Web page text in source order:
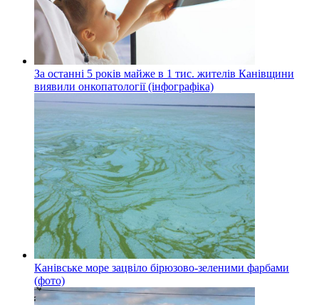
За останні 5 років майже в 1 тис. жителів Канівщини
виявили онкопатології (інфографіка)
Канівське море зацвіло бірюзово-зеленими фарбами
(фото)